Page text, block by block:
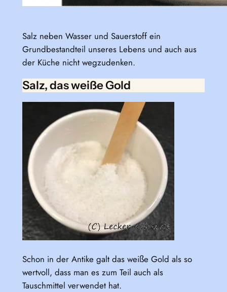
Salz neben Wasser und Sauerstoff ein
Grundbestandteil unseres Lebens und auch aus
der Küche nicht wegzudenken.
Salz, das weiße Gold
Schon in der Antike galt das weiße Gold als so
wertvoll, dass man es zum Teil auch als
Tauschmittel verwendet hat.